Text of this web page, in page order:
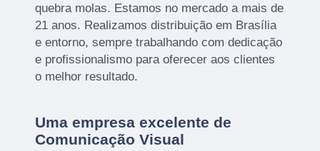
quebra molas. Estamos no mercado a mais de
21 anos. Realizamos distribuição em Brasília
e entorno, sempre trabalhando com dedicação
e profissionalismo para oferecer aos clientes
o melhor resultado.
Uma empresa excelente de
Comunicação Visual